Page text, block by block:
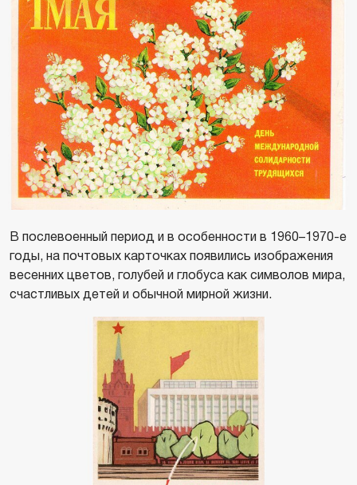
В послевоенный период и в особенности в 1960–1970-е
годы, на почтовых карточках появились изображения
весенних цветов, голубей и глобуса как символов мира,
счастливых детей и обычной мирной жизни.